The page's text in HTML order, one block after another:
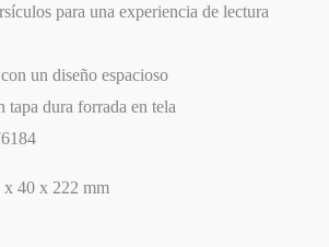
para una experiencia de lectura
un diseño espacioso
tapa dura forrada en tela
x 40 x 222 mm